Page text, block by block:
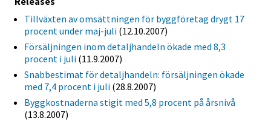
Tillväxten av omsättningen för byggföretag drygt 17
procent under maj-juli (12.10.2007)
Försäljningen inom detaljhandeln ökade med 8,3
procent i juli (11.9.2007)
Snabbestimat för detaljhandeln: försäljningen ökade
med 7,4 procent i juli (28.8.2007)
Byggkostnaderna stigit med 5,8 procent på årsnivå
(13.8.2007)